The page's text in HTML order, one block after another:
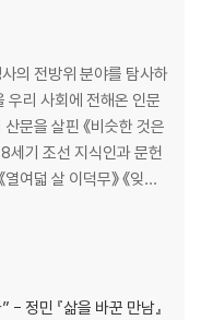
복헌필첩(集福軒筆帖)』과
와 『상두지(桑土志)』의
영처집(―處集)』에 실린 성
평초령의모도(延平―齡
빈경에게 써 준 자하 신위
국 양주에서 활동한 조선인
의 전방위 분야를 탐사하
우리 사회에 전해온 인문
세기 조선 지식인과 문헌
열여덟 살 이덕무》 《잊혀
》, 한시의 아름다움을 탐
등이 있다. 청언소품집인
정민 『삶을 바꾼 만남』